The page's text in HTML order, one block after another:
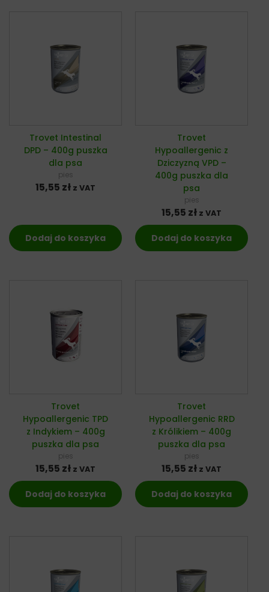
Trovet Intestinal
DPD – 400g puszka
dla psa
pies
15,55 zł z VAT
Dodaj do koszyka
Trovet
Hypoallergenic z
Dziczyzną VPD –
400g puszka dla
psa
pies
15,55 zł z VAT
Dodaj do koszyka
Trovet
Hypoallergenic TPD
z Indykiem – 400g
puszka dla psa
pies
15,55 zł z VAT
Dodaj do koszyka
Trovet
Hypoallergenic RRD
z Królikiem – 400g
puszka dla psa
pies
15,55 zł z VAT
Dodaj do koszyka